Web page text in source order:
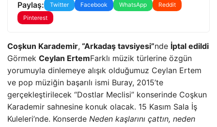
Paylaş: Twitter Facebook WhatsApp
Reddit
Pinterest
Coşkun Karademir, “Arkadaş tavsiyesi”nde İptal edildi
Görmek Ceylan ErtemFarklı müzik türlerine özgün
yorumuyla dinlemeye alışık olduğumuz Ceylan Ertem
ve pop müziğin başarılı ismi Buray, 2015’te
gerçekleştirilecek “Dostlar Meclisi” konserinde Coşkun
Karademir sahnesine konuk olacak. 15 Kasım Sala İş
Kuleleri’nde. Konserde Neden kaşlarını çattın, neden